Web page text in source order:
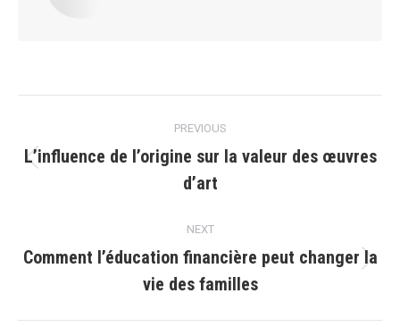
navigation
PREVIOUS
post:
L’influence de l’origine sur la valeur des œuvres
d’art
NEXT
post:
Comment l’éducation financière peut changer la
vie des familles